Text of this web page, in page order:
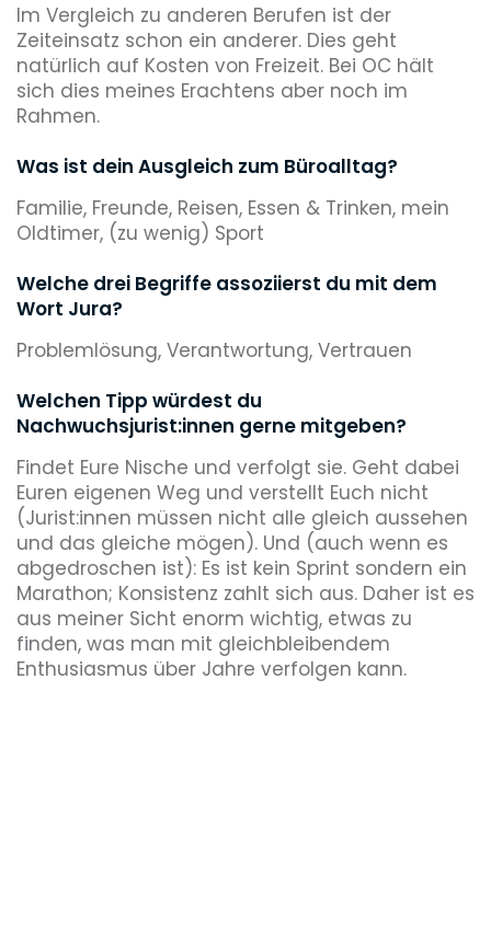
Im Vergleich zu anderen Berufen ist der
Zeiteinsatz schon ein anderer. Dies geht
natürlich auf Kosten von Freizeit. Bei OC hält
sich dies meines Erachtens aber noch im
Rahmen.
Was ist dein Ausgleich zum Büroalltag?
Familie, Freunde, Reisen, Essen & Trinken, mein
Oldtimer, (zu wenig) Sport
Welche drei Begriffe assoziierst du mit dem
Wort Jura?
Problemlösung, Verantwortung, Vertrauen
Welchen Tipp würdest du
Nachwuchsjurist:innen gerne mitgeben?
Findet Eure Nische und verfolgt sie. Geht dabei
Euren eigenen Weg und verstellt Euch nicht
(Jurist:innen müssen nicht alle gleich aussehen
und das gleiche mögen). Und (auch wenn es
abgedroschen ist): Es ist kein Sprint sondern ein
Marathon; Konsistenz zahlt sich aus. Daher ist es
aus meiner Sicht enorm wichtig, etwas zu
finden, was man mit gleichbleibendem
Enthusiasmus über Jahre verfolgen kann.